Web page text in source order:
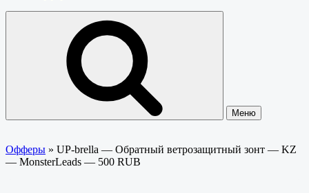
Меню
Офферы » UP-brella — Обратный ветрозащитный зонт — KZ
— MonsterLeads — 500 RUB